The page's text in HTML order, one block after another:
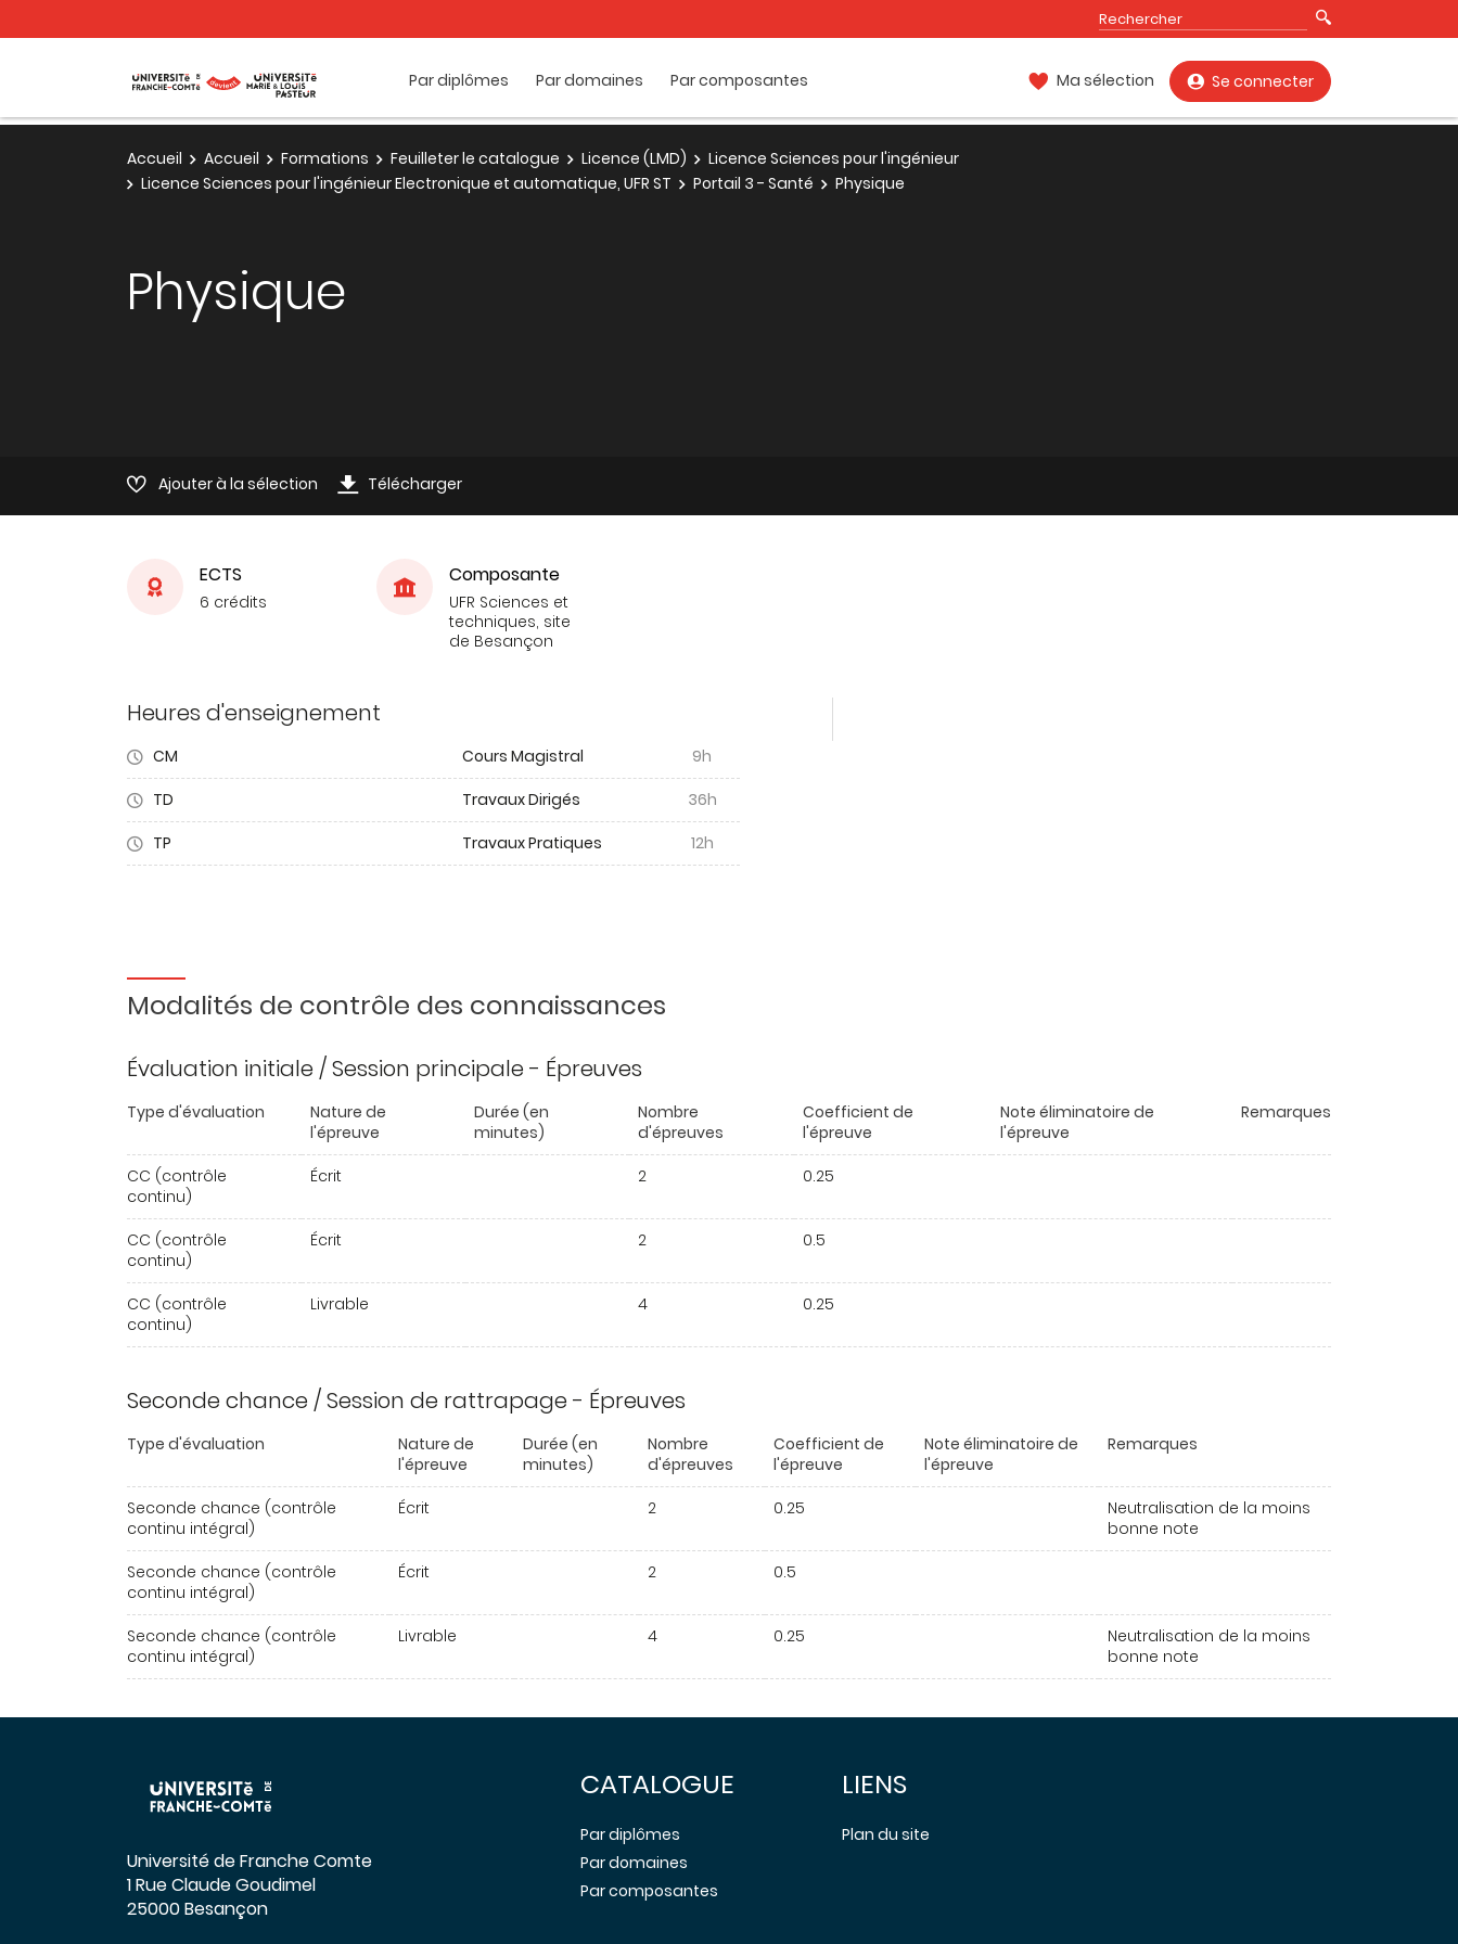
Par diplômes Par domaines Par composantes Ma sélection Se connecter
Accueil Accueil Formations Feuilleter le catalogue Licence (LMD)
Licence Sciences pour l'ingénieur
Licence Sciences pour l'ingénieur Electronique et automatique, UFR ST
Portail 3 - Santé Physique
Physique
Ajouter à la sélection Télécharger
ECTS
6 crédits
Composante
UFR Sciences et
techniques, site
de Besançon
Heures d'enseignement
CM Cours Magistral
9h
TD
Travaux Dirigés
36h
TP
Travaux Pratiques 12h
Modalités de contrôle des connaissances
Évaluation initiale / Session principale - Épreuves
Type d'évaluation
Nature de
l'épreuve
Durée (en
minutes)
Nombre
d'épreuves
Coefficient de
l'épreuve
Note éliminatoire de
l'épreuve
Remarques
CC (contrôle
continu)
Écrit 2 0.25
CC (contrôle
continu)
Écrit 2 0.5
CC (contrôle
continu)
Livrable 4 0.25
Seconde chance / Session de rattrapage - Épreuves
Type d'évaluation
Nature de
l'épreuve
Durée (en
minutes)
Nombre
d'épreuves
Coefficient de
l'épreuve
Note éliminatoire de
l'épreuve
Remarques
Seconde chance (contrôle
continu intégral)
Écrit 2 0.25
Neutralisation de la moins
bonne note
Seconde chance (contrôle
continu intégral)
Écrit 2 0.5
Seconde chance (contrôle
continu intégral)
Livrable 4 0.25
Neutralisation de la moins
bonne note
Université de Franche Comte
1 Rue Claude Goudimel
25000 Besançon
CATALOGUE
Par diplômes
Par domaines
Par composantes
LIENS
Plan du site